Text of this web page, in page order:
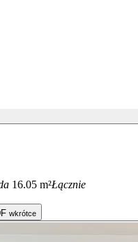
16.05 m²Łącznie
wkrótce